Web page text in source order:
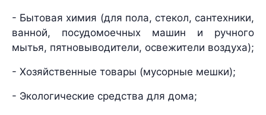
- Бытовая химия (для пола, стекол, сантехники,
ванной, посудомоечных машин и ручного
мытья, пятновыводители, освежители воздуха);
- Хозяйственные товары (мусорные мешки);
- Экологические средства для дома;